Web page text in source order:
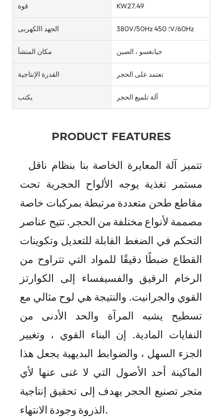
قوة KW27.49
الجهد االكهربى 380V/50Hz ؛ 450V/60Hz
مكان المنشأ جيانغسو ، الصين
القدرة الإنتاجية تعتمد على الحجر
يكتب آلة تلميع الحجر
PRODUCT FEATURES
مستمر تغذية يوجه الألواح الحجرية تحت
مقاطع طحن متعددة مرتبطة بمركبات خاصة
مصممة لأنواع مختلفة من الحجر. تتيح عناصر
التحكم في الضغط القابلة للتعديل وتكوينات
القطاع ضبطًا دقيقًا للمواد التي تتراوح من
الرخام الرقيق والفسيفساء إلى الكوارتز
القوي والجرانيت. والنتيجة هي لوح مثالي مع
تسطيح يشبه المرآة والحد الأدنى من
النفايات المادية. إن البناء القوي ، وتغيير
الجزء السهل ، والضوابط البديهية يجعل هذا
الماكينة أحد الأصول التي لا غنى عنها لأي
متجر تصنيع الحجر يهدف إلى تحقيق إنتاجية
الذروة وجودة الانتهاء.